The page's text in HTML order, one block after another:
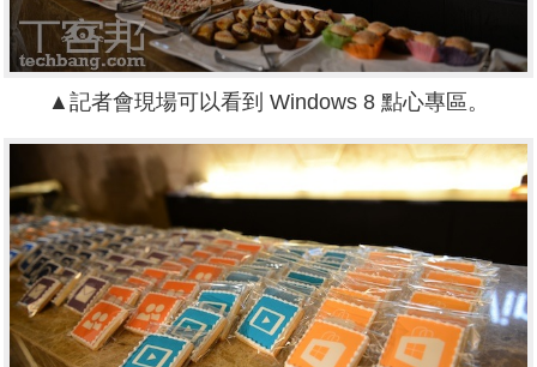
▲記者會現場可以看到 Windows 8 點心專區。